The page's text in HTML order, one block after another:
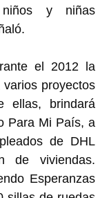
y niñas
el 2012 la
proyectos
ellas, brindará
Para Mi País, a
de DHL
de viviendas.
Esperanzas